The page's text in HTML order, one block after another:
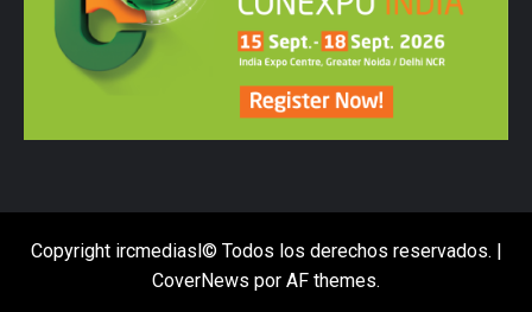
Copyright ircmediasl© Todos los derechos reservados. |
CoverNews por AF themes.